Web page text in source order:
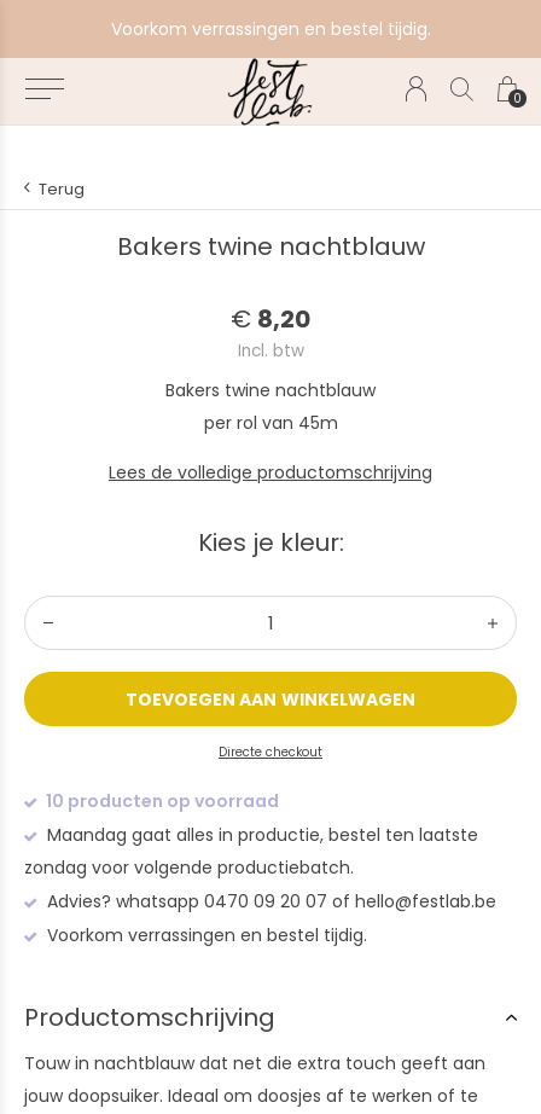
0
Voorkom verrassingen en bestel tijdig.
Terug
Bakers twine nachtblauw
€ 8,20
Incl. btw
Bakers twine nachtblauw
per rol van 45m
Lees de volledige productomschrijving
Kies je kleur:
TOEVOEGEN AAN WINKELWAGEN
Directe checkout
10 producten op voorraad
Maandag gaat alles in productie, bestel ten laatste
zondag voor volgende productiebatch.
Advies? whatsapp 0470 09 20 07 of hello@festlab.be
Voorkom verrassingen en bestel tijdig.
Productomschrijving
Touw in nachtblauw dat net die extra touch geeft aan
jouw doopsuiker. Ideaal om doosjes af te werken of te